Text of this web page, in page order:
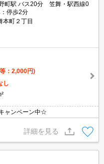
町駅 バス20分 笠舞・駅西線0
停歩2分
本町２丁目
：2,000円)
し
ャンペーン中☆
詳細を見る